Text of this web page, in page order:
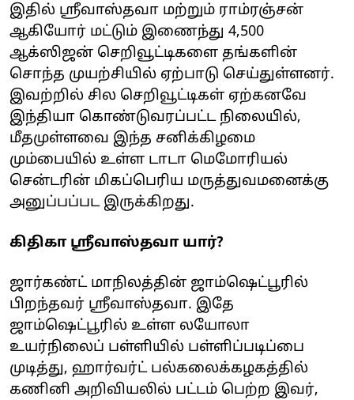
இதில் ஸ்ரீவாஸ்தவா மற்றும் ராம்ரஞ்சன்
ஆகியோர் மட்டும் இணைந்து 4,500
ஆக்ஸிஜன் செறிவூட்டிகளை தங்களின்
சொந்த முயற்சியில் ஏற்பாடு செய்துள்ளனர்.
இவற்றில் சில செறிவூட்டிகள் ஏற்கனவே
இந்தியா கொண்டுவரப்பட்ட நிலையில்,
மீதமுள்ளவை இந்த சனிக்கிழமை
மும்பையில் உள்ள டாடா மெமோரியல்
சென்டரின் மிகப்பெரிய மருத்துவமனைக்கு
அனுப்பப்பட இருக்கிறது.
கிதிகா ஸ்ரீவாஸ்தவா யார்?
ஜார்கண்ட் மாநிலத்தின் ஜாம்ஷெட்பூரில்
பிறந்தவர் ஸ்ரீவாஸ்தவா. இதே
ஜாம்ஷெட்பூரில் உள்ள லயோலா
உயர்நிலைப் பள்ளியில் பள்ளிப்படிப்பை
முடித்து, ஹார்வர்ட் பல்கலைக்கழகத்தில்
கணினி அறிவியலில் பட்டம் பெற்ற இவர்,